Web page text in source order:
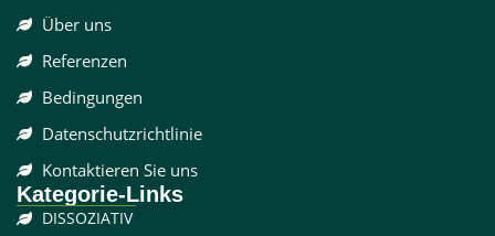
Über uns
Referenzen
Bedingungen
Datenschutzrichtlinie
Kontaktieren Sie uns
Kategorie-Links
DISSOZIATIV